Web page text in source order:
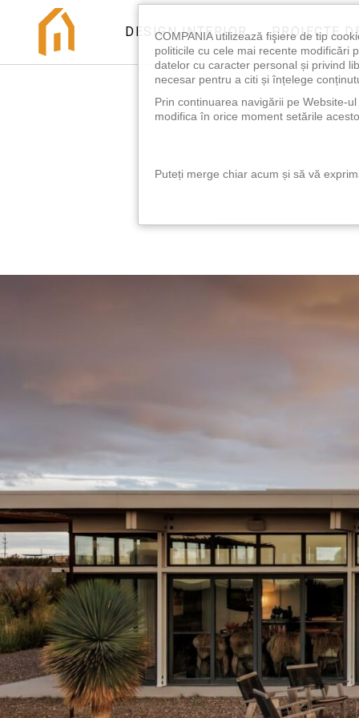
DESIGN INTERIOR PROIECTE
COMPANIA utilizează fişiere de tip
politicile cu cele mai recente modificări
datelor cu caracter personal și privind
necesar pentru a citi și înțelege
Prin continuarea navigării pe Website-
modifica în orice moment setările
Puteți merge chiar acum și să vă